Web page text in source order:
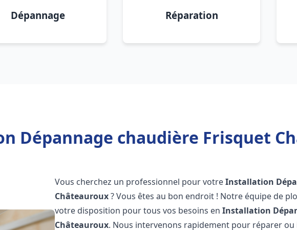
Dépannage Réparation
Dépannage chaudière Frisquet
Vous cherchez un professionnel pour votreInstallation
Châteauroux? Vous êtes au bon endroit ! Notre équipe de
votre disposition pour tous vos besoins enInstallation
Châteauroux. Nous intervenons rapidement pour réparer